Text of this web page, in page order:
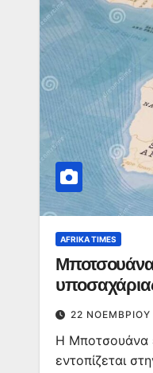
AFRIKA TIMES
22 ΝΟΕΜΒΡΊΟΥ
Η Μποτσουάνα
εντοπίζεται